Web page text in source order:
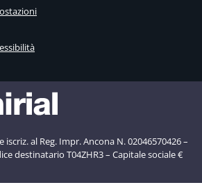
iscriz. al Reg. Impr. Ancona N. 02046570426 –
destinatario T04ZHR3 – Capitale sociale €